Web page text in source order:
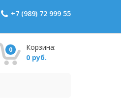
+7 (989) 72 999 55
0
Корзина:
0 руб.